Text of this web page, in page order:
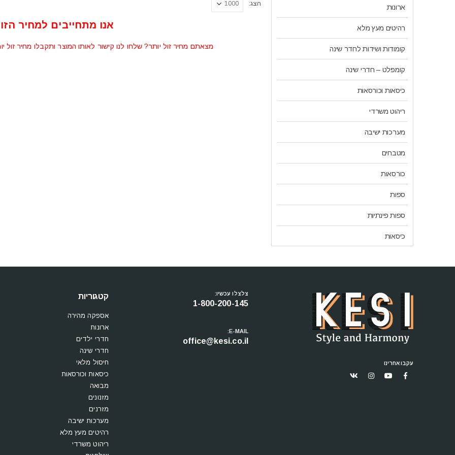
הצג:
אנו מתחייבים למחיר
מצאתם מחיר זול יותר? שלחו לנו קישור לאותו המוצר ותקבלו מחיר זול
ארונות
רהיטים מעץ מלא
קומודות ושידות לחדר שינה
קומפלט – חדרי שינה
כיסאות וכורסאות
ריהוט משרדי
מערכות ישיבה
מטבחים
כורסאות
ספות
ספות פינתיות
כיסאות
עקבו אחרינו
צלצלו עכשיו:
1-800-200-145
E-MAIL:
office@kesi.co.il
קטגוריות
אספקה מהירה
ארונות
חדרי ילדים
חדרי שינה
חיסול מלאי
כיסאות וכורסאות
מבואה
מזנונים
מזרנים
מערכות ישיבה
רהיטים מעץ מלא
ריהוט משרדי